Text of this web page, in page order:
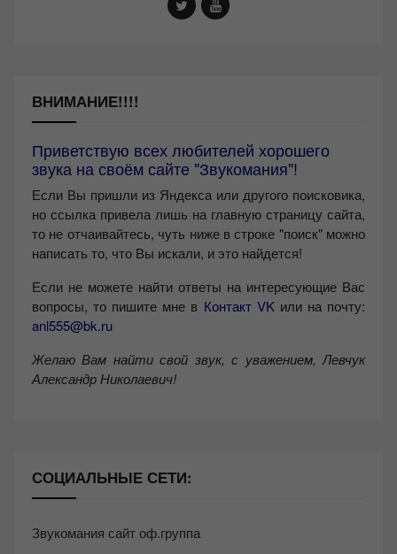
ВНИМАНИЕ!!!!
Приветствую всех любителей хорошего
звука на своём сайте "Звукомания"!
Если Вы пришли из Яндекса или другого поисковика,
но ссылка привела лишь на главную страницу сайта,
то не отчаивайтесь, чуть ниже в строке "поиск" можно
написать то, что Вы искали, и это найдется!
Если не можете найти ответы на интересующие Вас
вопросы, то пишите мне в Контакт VKили на почту:
anl555@bk.ru
Желаю Вам найти свой звук, с уважением, Левчук
Александр Николаевич!
СОЦИАЛЬНЫЕ СЕТИ:
Звукомания сайт оф.группа